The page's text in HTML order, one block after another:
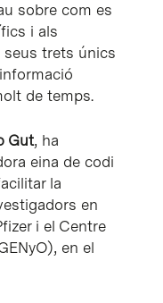
sobre com es
i als
trets únics
de temps.
Gut, ha
eina de codi
la
en
i el Centre
en el